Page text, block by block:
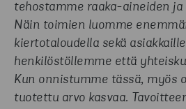
tehostamme raaka-aineiden
Näin toimien luomme
kiertotaloudella sekä
henkilöstöllemme että
Kun onnistumme tässä, myös
tuotettu arvo kasvaa.